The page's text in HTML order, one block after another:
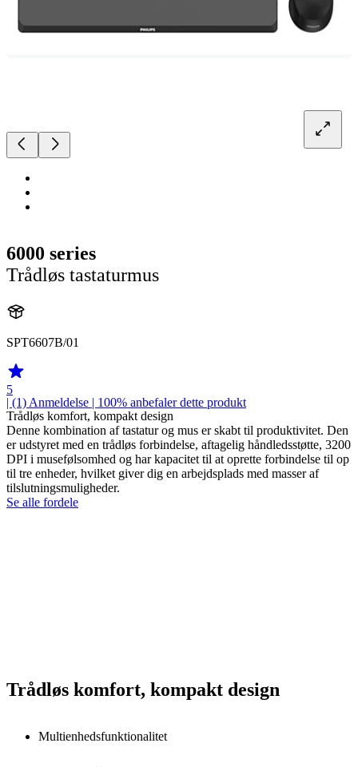
6000 series
Trådløs tastaturmus
SPT6607B/01
5
| (1) Anmeldelse | 100% anbefaler dette produkt
Trådløs komfort, kompakt design
Denne kombination af tastatur og mus er skabt til produktivitet. Den
er udstyret med en trådløs forbindelse, aftagelig håndledsstøtte, 3200
DPI i musefølsomhed og har kapacitet til at oprette forbindelse til op
til tre enheder, hvilket giver dig en arbejdsplads med masser af
tilslutningsmuligheder.
Se alle fordele
Trådløs komfort, kompakt design
Multienhedsfunktionalitet